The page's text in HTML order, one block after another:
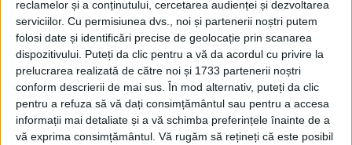
reclamelor și a conținutului, cercetarea audienței și dezvoltarea
serviciilor. Cu permisiunea dvs., noi și partenerii noștri putem
folosi date și identificări precise de geolocație prin scanarea
dispozitivului. Puteți da clic pentru a vă da acordul cu privire la
prelucrarea realizată de către noi și 1733 partenerii noștri
conform descrierii de mai sus. În mod alternativ, puteți da clic
pentru a refuza să vă dați consimțământul sau pentru a accesa
informații mai detaliate și a vă schimba preferințele înainte de a
vă exprima consimțământul. Vă rugăm să rețineți că este posibil
de timp dărîmarea garajelor pentru construirea de
parcări supraterane și chiar a unei grădinițe cu
program prelungit, dar deocamdată acest lucru nu
s-a întîmplat. Primarul Cîmpulungului, Mihăiță
Negură, a afirmat, prin telefon, la Radio Top: „Unii au
demolat de bună voie garajele și magaziile, alții nu.
Acele improvizații dădeau o notă foarte, foarte urîtă